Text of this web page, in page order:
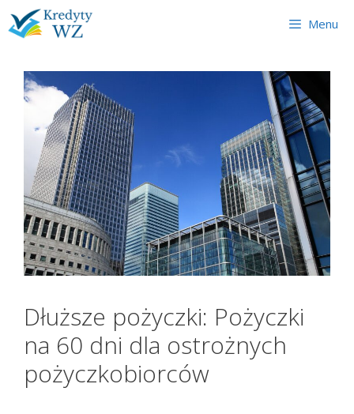
Skip
to
Menu
Dłuższe pożyczki: Pożyczki
na 60 dni dla ostrożnych
pożyczkobiorców